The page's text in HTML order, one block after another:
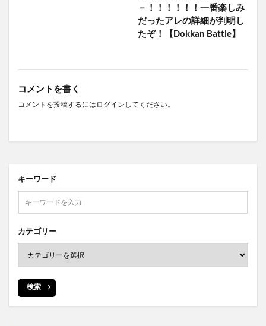
－！！！！！！一番楽しみ
だったアレの詳細が判明し
たぞ！【Dokkan Battle】
コメントを書く
コメントを投稿するには ログイン してください。
キーワード
カテゴリー
検索